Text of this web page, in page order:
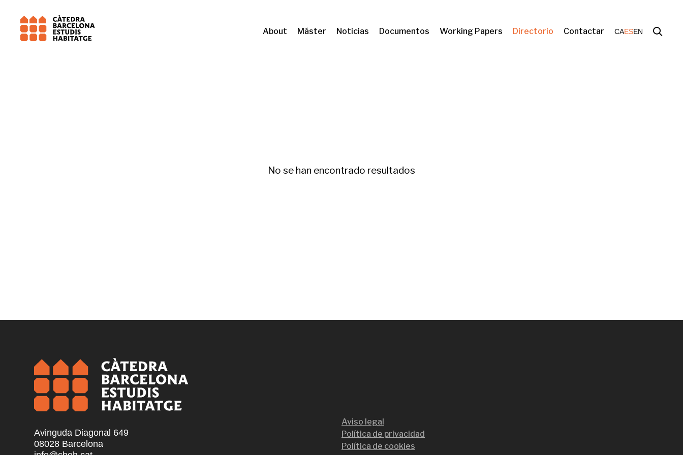
About Máster Noticias Documentos Working Papers Directorio Contactar CAESEN
No se han encontrado resultados
Avinguda Diagonal 649
08028 Barcelona
Aviso legal
Política de privacidad
Política de cookies